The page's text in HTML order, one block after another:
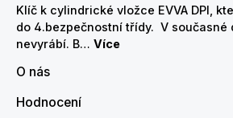
Klíč k cylindrické vložce EVVA DPI,
do 4.bezpečnostní třídy. V současné
nevyrábí. B… Více
O nás
Hodnocení